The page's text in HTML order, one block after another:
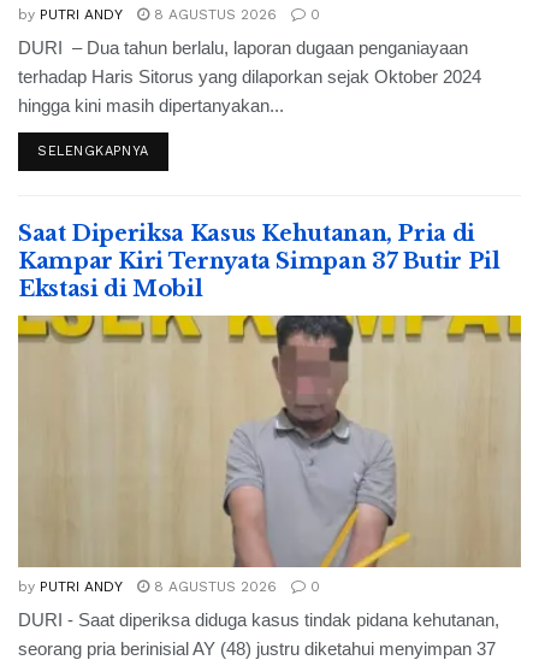
by PUTRI ANDY 8 AGUSTUS 2026 0
DURI – Dua tahun berlalu, laporan dugaan penganiayaan
terhadap Haris Sitorus yang dilaporkan sejak Oktober 2024
hingga kini masih dipertanyakan...
SELENGKAPNYA
Saat Diperiksa Kasus Kehutanan, Pria di
Kampar Kiri Ternyata Simpan 37 Butir Pil
Ekstasi di Mobil
by PUTRI ANDY 8 AGUSTUS 2026 0
DURI - Saat diperiksa diduga kasus tindak pidana kehutanan,
seorang pria berinisial AY (48) justru diketahui menyimpan 37